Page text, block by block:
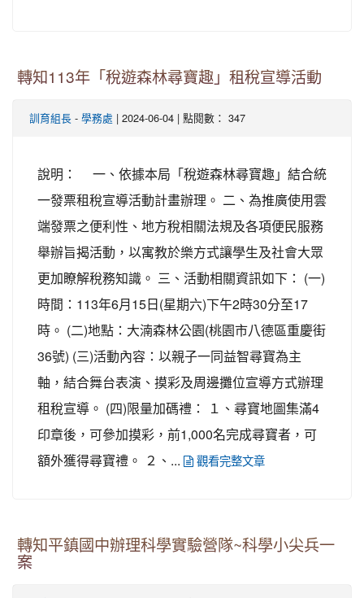
轉知113年「稅遊森林尋寶趣」租稅宣導活動
訓育組長 - 學務處 | 2024-06-04 | 點閱數： 347
說明： 一、依據本局「稅遊森林尋寶趣」結合統
一發票租稅宣導活動計畫辦理。 二、為推廣使用雲
端發票之便利性、地方稅相關法規及各項便民服務
舉辦旨揭活動，以寓教於樂方式讓學生及社會大眾
更加瞭解稅務知識。 三、活動相關資訊如下： (一)
時間：113年6月15日(星期六)下午2時30分至17
時。 (二)地點：大湳森林公園(桃園市八德區重慶街
36號) (三)活動內容：以親子一同益智尋寶為主
軸，結合舞台表演、摸彩及周邊攤位宣導方式辦理
租稅宣導。 (四)限量加碼禮： １、尋寶地圖集滿4
印章後，可參加摸彩，前1,000名完成尋寶者，可
額外獲得尋寶禮。 ２、...
觀看完整文章
轉知平鎮國中辦理科學實驗營隊~科學小尖兵一
案